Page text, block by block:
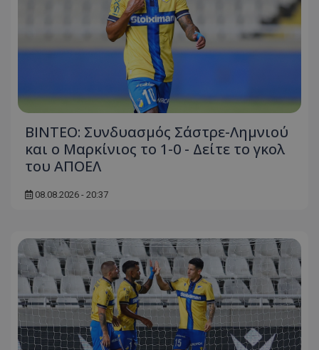
ΒΙΝΤΕΟ: Συνδυασμός Σάστρε-Λημνιού
και ο Μαρκίνιος το 1-0 - Δείτε το γκολ
του ΑΠΟΕΛ
08.08.2026 - 20:37